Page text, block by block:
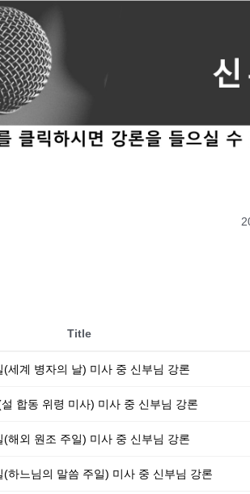
Title
세계 병자의 날) 미사 중 신부님 강론
합동 위령 미사) 미사 중 신부님 강론
해외 원조 주일) 미사 중 신부님 강론
하느님의 말씀 주일) 미사 중 신부님 강론